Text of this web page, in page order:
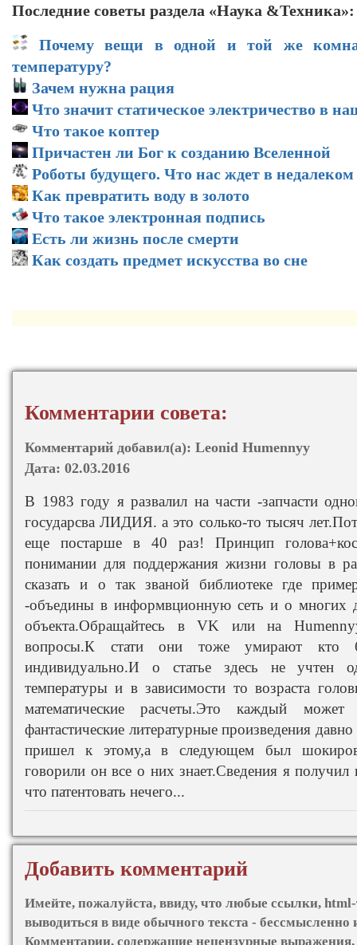
Последние советы раздела «Наука &Техника»:
Почему вещи в одной и той же
температуру?
Зачем нужна рация
Что значит статическое электричество в
Что такое коптер
Причастен ли Бог к созданию Вселенной
Роботы будущего. Что нас ждет в
Как превратить воду в золото
Что такое электронная подпись
Есть ли жизнь после смерти
Как создать предмет искусства во сне
Комментарии совета:
Комментарий добавил(а): Leonid Humennyy
Дата: 02.03.2016
В 1983 году я развалил на части -запчасти
государсва ЛИДИЯ. а это солько-то тысяч
еще постарше в 40 раз! Принцип
понимании для поддержания жизни головы в
сказать и о так званой библиотеке где
-объедины в информвционную сеть и о многих
объекта.Обращайтесь в VK или на
вопросы.К стати они тоже умирают
индивидуально.И о статье здесь не учтен
температуры и в зависимости то возраста
математические расчеты.Это каждый может
фантастические литературные произведения
пришел к этому,а в следующем был
говорили он все о них знает.Сведения я получил
что патентовать нечего...
Добавить комментарий
Имейте, пожалуйста, ввиду, что любые ссылки,
выводиться в виде обычного текста - бессмысленно
Комментарии, содержащие нецензурные